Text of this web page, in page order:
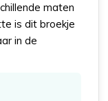
maten
is dit broekje
in de